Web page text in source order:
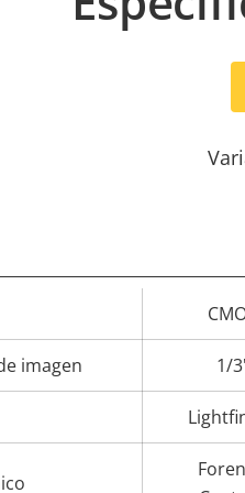
imagen 1/